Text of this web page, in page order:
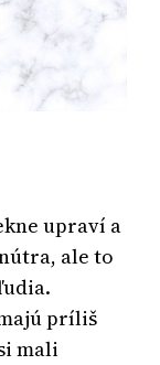
upraví a
ale to
príliš
mali